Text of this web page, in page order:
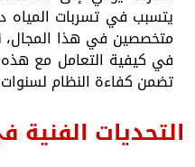
يتسبب في تسربات المياه
متخصصين في هذا المجال،
في كيفية التعامل مع
تضمن كفاءة النظام
التحديات